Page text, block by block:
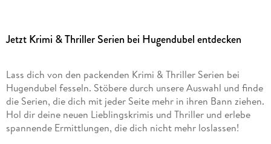
Jetzt Krimi & Thriller Serien bei Hugendubel entdecken
Lass dich von den packenden Krimi & Thriller Serien bei
Hugendubel fesseln. Stöbere durch unsere Auswahl und finde
die Serien, die dich mit jeder Seite mehr in ihren Bann ziehen.
Hol dir deine neuen Lieblingskrimis und Thriller und erlebe
spannende Ermittlungen, die dich nicht mehr loslassen!